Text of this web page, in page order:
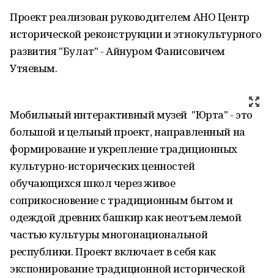
Проект реализован руководителем АНО Центр
исторической реконструкции и этнокультурного
развития "Булат" - Айнуром Фанисовичем
Утяевым.
Мобильный интерактивный музей "Юрта" - это
большой и цельный проект, направленный на
формирование и укрепление традиционных
культурно-исторических ценностей
обучающихся школ через живое
соприкосновение с традиционным бытом и
одеждой древних башкир как неотъемлемой
частью культуры многонациональной
республики. Проект включает в себя как
экспонирование традиционной исторической